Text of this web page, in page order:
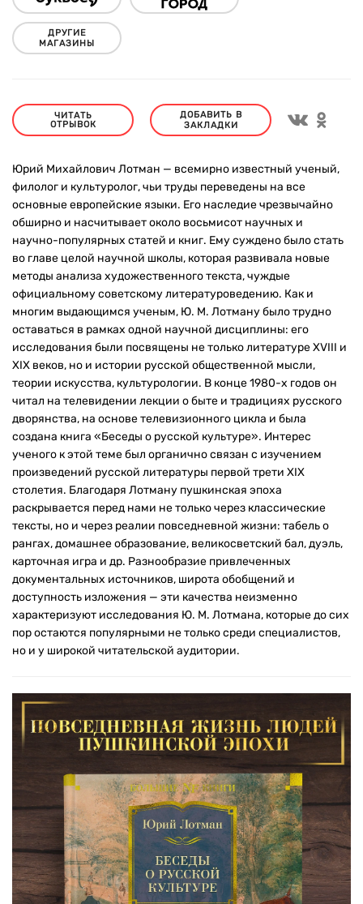
ДРУГИЕ
МАГАЗИНЫ
ЧИТАТЬ
ОТРЫВОК
ДОБАВИТЬ В
ЗАКЛАДКИ
Юрий Михайлович Лотман — всемирно известный ученый,
филолог и культуролог, чьи труды переведены на все
основные европейские языки. Его наследие чрезвычайно
обширно и насчитывает около восьмисот научных и
научно-популярных статей и книг. Ему суждено было стать
во главе целой научной школы, которая развивала новые
методы анализа художественного текста, чуждые
официальному советскому литературоведению. Как и
многим выдающимся ученым, Ю. М. Лотману было трудно
оставаться в рамках одной научной дисциплины: его
исследования были посвящены не только литературе XVIII и
XIX веков, но и истории русской общественной мысли,
теории искусства, культурологии. В конце 1980-х годов он
читал на телевидении лекции о быте и традициях русского
дворянства, на основе телевизионного цикла и была
создана книга «Беседы о русской культуре». Интерес
ученого к этой теме был органично связан с изучением
произведений русской литературы первой трети XIX
столетия. Благодаря Лотману пушкинская эпоха
раскрывается перед нами не только через классические
тексты, но и через реалии повседневной жизни: табель о
рангах, домашнее образование, великосветский бал, дуэль,
карточная игра и др. Разнообразие привлеченных
документальных источников, широта обобщений и
доступность изложения — эти качества неизменно
характеризуют исследования Ю. М. Лотмана, которые до сих
пор остаются популярными не только среди специалистов,
но и у широкой читательской аудитории.